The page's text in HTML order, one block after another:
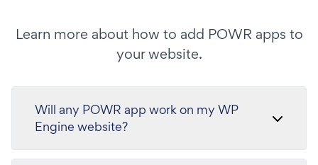
Learn more about how to add POWR apps to
your website.
Will any POWR app work on my WP
Engine website?